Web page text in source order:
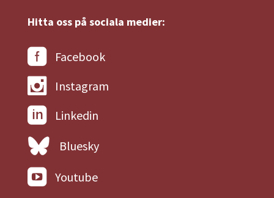
Hitta oss på sociala medier:
Facebook
Instagram
Linkedin
Bluesky
Youtube